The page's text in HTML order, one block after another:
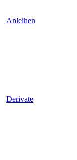
Anleihen
Derivate